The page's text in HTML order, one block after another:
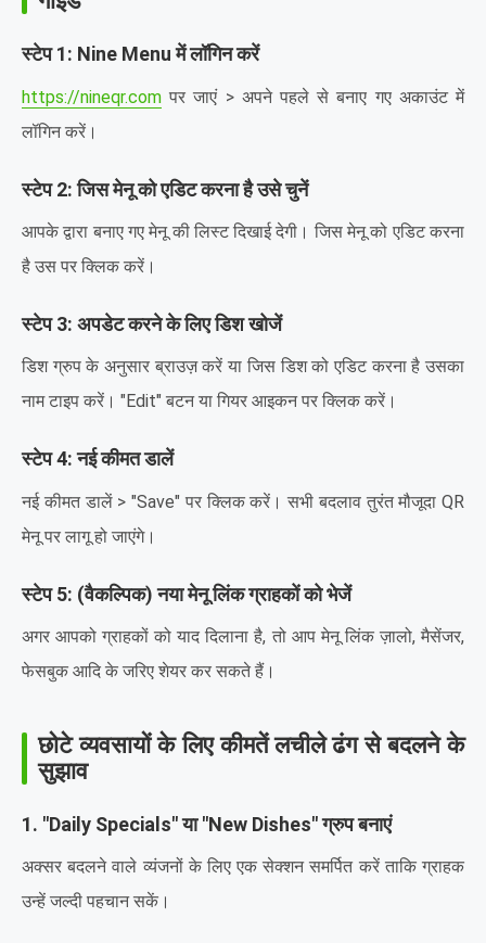
स्टेप 1: Nine Menu में लॉगिन करें
https://nineqr.com पर जाएं > अपने पहले से बनाए गए अकाउंट में
लॉगिन करें।
स्टेप 2: जिस मेनू को एडिट करना है उसे चुनें
आपके द्वारा बनाए गए मेनू की लिस्ट दिखाई देगी। जिस मेनू को एडिट करना
है उस पर क्लिक करें।
स्टेप 3: अपडेट करने के लिए डिश खोजें
डिश ग्रुप के अनुसार ब्राउज़ करें या जिस डिश को एडिट करना है उसका
नाम टाइप करें। "Edit" बटन या गियर आइकन पर क्लिक करें।
स्टेप 4: नई कीमत डालें
नई कीमत डालें > "Save" पर क्लिक करें। सभी बदलाव तुरंत मौजूदा QR
मेनू पर लागू हो जाएंगे।
स्टेप 5: (वैकल्पिक) नया मेनू लिंक ग्राहकों को भेजें
अगर आपको ग्राहकों को याद दिलाना है, तो आप मेनू लिंक ज़ालो, मैसेंजर,
फेसबुक आदि के जरिए शेयर कर सकते हैं।
छोटे व्यवसायों के लिए कीमतें लचीले ढंग से बदलने के
सुझाव
1. "Daily Specials" या "New Dishes" ग्रुप बनाएं
अक्सर बदलने वाले व्यंजनों के लिए एक सेक्शन समर्पित करें ताकि ग्राहक
उन्हें जल्दी पहचान सकें।